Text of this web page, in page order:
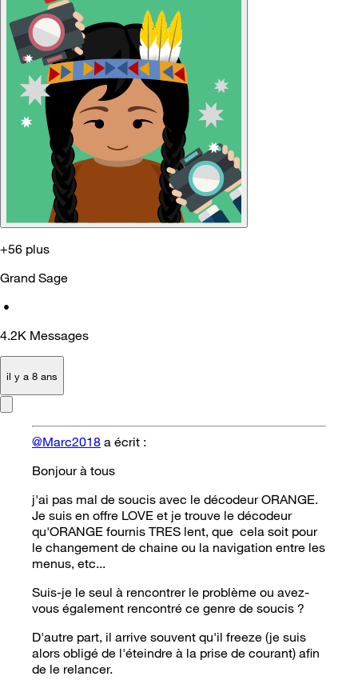
+56 plus
Grand Sage
•
4.2K Messages
il y a 8 ans
@Marc2018 a écrit :
Bonjour à tous
j'ai pas mal de soucis avec le décodeur ORANGE.
Je suis en offre LOVE et je trouve le décodeur
qu'ORANGE fournis TRES lent, que cela soit pour
le changement de chaine ou la navigation entre les
menus, etc...
Suis-je le seul à rencontrer le problème ou avez-
vous également rencontré ce genre de soucis ?
D'autre part, il arrive souvent qu'il freeze (je suis
alors obligé de l'éteindre à la prise de courant) afin
de le relancer.